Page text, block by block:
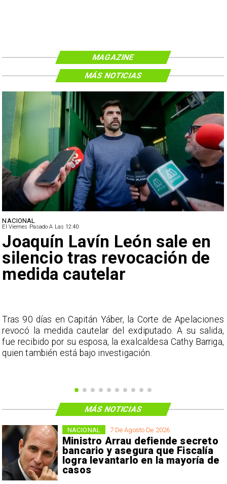
MAGAZINE
NACIONAL
El Viernes Pasado A Las 12:40
Joaquín Lavín León sale en
silencio tras revocación de
medida cautelar
Tras 90 días en Capitán Yáber, la Corte de Apelaciones
revocó la medida cautelar del exdiputado. A su salida,
fue recibido por su esposa, la exalcaldesa Cathy Barriga,
quien también está bajo investigación.
MÁS NOTICIAS
7 De Agosto De 2026
Ministro Arrau defiende secreto
bancario y asegura que Fiscalía
logra levantarlo en la mayoría de
casos
NACIONAL
MÁS NOTICIAS